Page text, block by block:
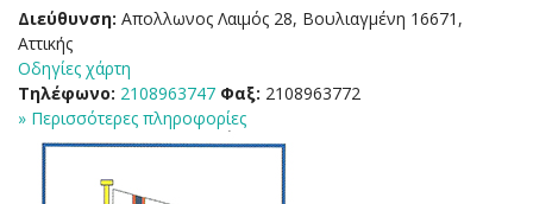
Διεύθυνση: Απολλωνος Λαιμός 28, Βουλιαγμένη 16671,
Αττικής
Οδηγίες χάρτη
Τηλέφωνο: 2108963747 Φαξ: 2108963772
» Περισσότερες πληροφορίες